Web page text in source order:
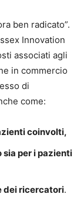
ben radicato”.
Innovation
associati agli
in commercio
di
come:
coinvolti,
per i pazienti
dei ricercatori.